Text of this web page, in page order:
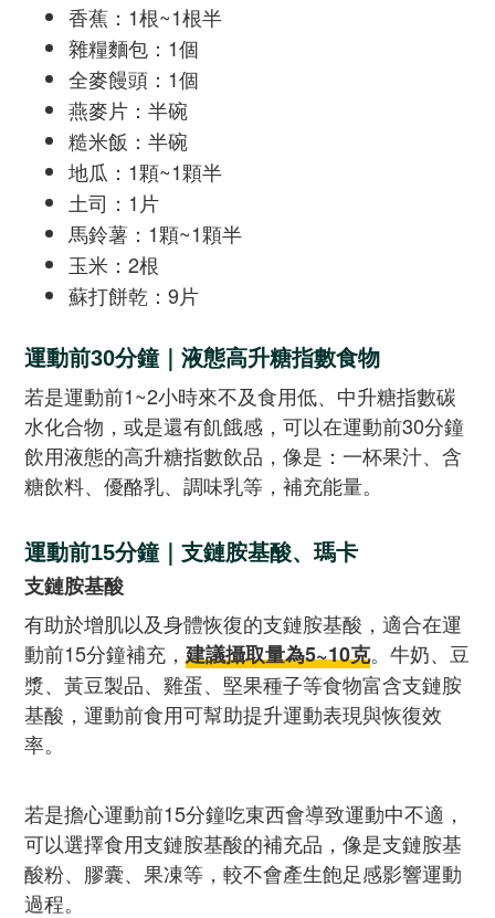
香蕉：1根~1根半
雜糧麵包：1個
全麥饅頭：1個
燕麥片：半碗
糙米飯：半碗
地瓜：1顆~1顆半
土司：1片
馬鈴薯：1顆~1顆半
玉米：2根
蘇打餅乾：9片
運動前30分鐘｜液態高升糖指數食物
若是運動前1~2小時來不及食用低、中升糖指數碳
水化合物，或是還有飢餓感，可以在運動前30分鐘
飲用液態的高升糖指數飲品，像是：一杯果汁、含
糖飲料、優酪乳、調味乳等，補充能量。
運動前15分鐘｜支鏈胺基酸、瑪卡
支鏈胺基酸
有助於增肌以及身體恢復的支鏈胺基酸，適合在運
動前15分鐘補充， 建議攝取量為5~10克。牛奶、豆
漿、黃豆製品、雞蛋、堅果種子等食物富含支鏈胺
基酸，運動前食用可幫助提升運動表現與恢復效
率。
若是擔心運動前15分鐘吃東西會導致運動中不適，
可以選擇食用支鏈胺基酸的補充品，像是支鏈胺基
酸粉、膠囊、果凍等，較不會產生飽足感影響運動
過程。